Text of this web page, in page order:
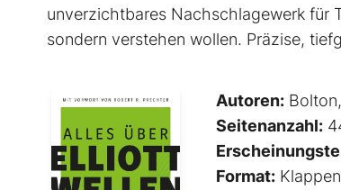
unverzichtbares Nachschlagewerk für
sondern verstehen wollen. Präzise,
Autoren:
Seitenanzahl:
Format: